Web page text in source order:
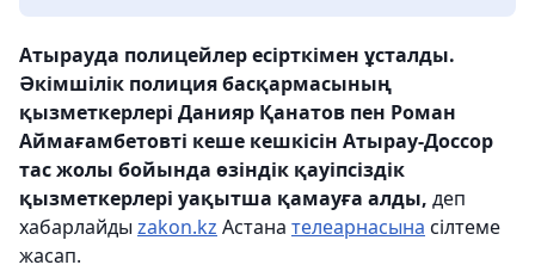
Атырауда полицейлер есірткімен ұсталды.
Әкімшілік полиция басқармасының
қызметкерлері Данияр Қанатов пен Роман
Аймағамбетовті кеше кешкісін Атырау-Доссор
тас жолы бойында өзіндік қауіпсіздік
қызметкерлері уақытша қамауға алды, деп
хабарлайды zakon.kz Астана телеарнасына сілтеме
жасап.